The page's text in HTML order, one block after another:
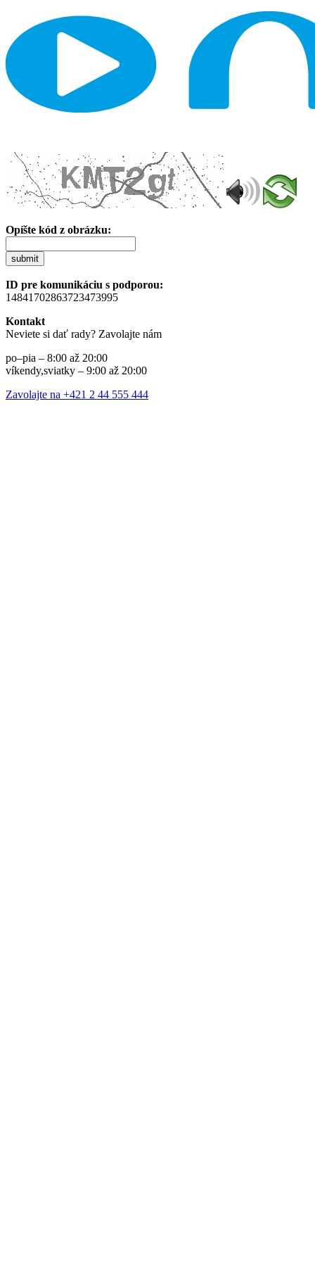
Opíšte kód z obrázku:
submit
ID pre komunikáciu s podporou:
14841702863723473995
Kontakt
Neviete si dať rady? Zavolajte nám
po–pia – 8:00 až 20:00
víkendy,sviatky – 9:00 až 20:00
Zavolajte na +421 2 44 555 444